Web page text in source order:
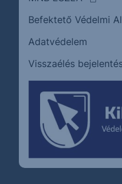
Befektető Védelmi
Adatvédelem
Visszaélés